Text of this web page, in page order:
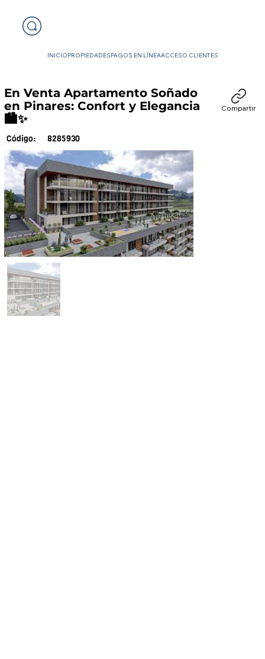
INICIOPROPIEDADESPAGOS EN LÍNEAACCESO CLIENTES
En Venta Apartamento Soñado
en Pinares: Confort y Elegancia
🏙️✨
Código: 8285930
Compartir